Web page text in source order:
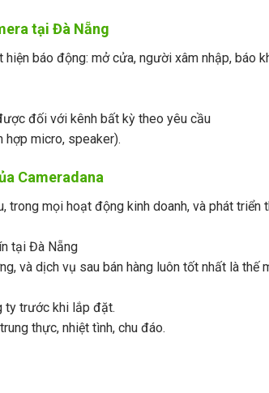
tại Đà Nẵng
báo động: mở cửa, người xâm nhập, báo
đối với kênh bất kỳ theo yêu cầu
hợp micro, speaker).
Cameradana
trong mọi hoạt động kinh doanh, và phát triển
tại Đà Nẵng
và dịch vụ sau bán hàng luôn tốt nhất là thế
ty trước khi lắp đặt.
thực, nhiệt tình, chu đáo.